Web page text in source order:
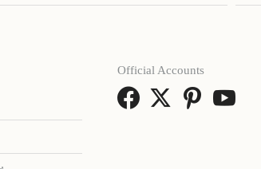
Official Accounts